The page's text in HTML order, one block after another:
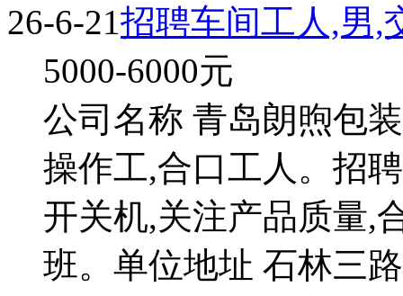
26-6-21招聘车间工人,男,
5000-6000元
公司名称 青岛朗煦包
操作工,合口工人。招
开关机,关注产品质量,
班。单位地址 石林三